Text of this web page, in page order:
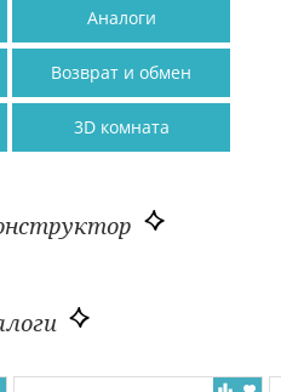
Аналоги
Возврат и обмен
3D комната